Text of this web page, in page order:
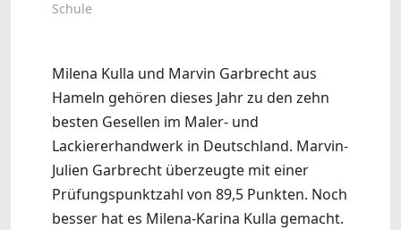
Schule
Milena Kulla und Marvin Garbrecht aus
Hameln gehören dieses Jahr zu den zehn
besten Gesellen im Maler- und
Lackiererhandwerk in Deutschland. Marvin-
Julien Garbrecht überzeugte mit einer
Prüfungspunktzahl von 89,5 Punkten. Noch
besser hat es Milena-Karina Kulla gemacht.